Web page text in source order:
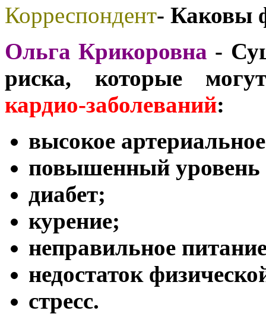
Корреспондент- Каковы
Ольга Крикоровна -
риска, которые
кардио-заболеваний:
высокое
повышенный уровень
диабет;
курение;
неправильное
недостаток
cтресс.